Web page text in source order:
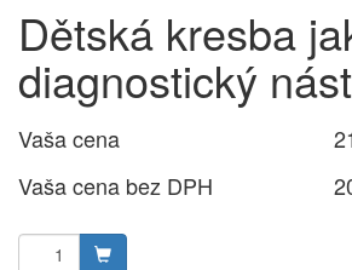
Dětská kresba
diagnostický
Vaša cena
Vaša cena bez DPH